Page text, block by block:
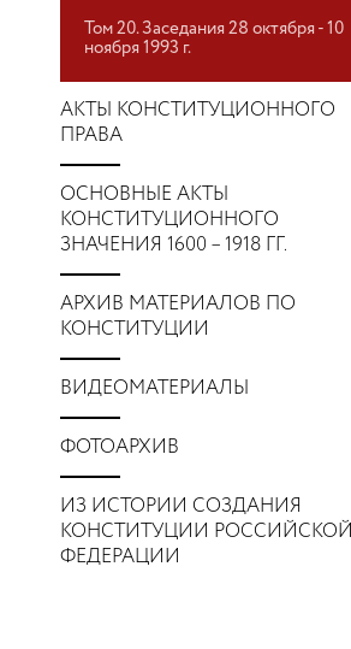
Том 20. Заседания 28 октября - 10
ноября 1993 г.
АКТЫ КОНСТИТУЦИОННОГО
ПРАВА
ОСНОВНЫЕ АКТЫ
КОНСТИТУЦИОННОГО
ЗНАЧЕНИЯ 1600 – 1918 ГГ.
АРХИВ МАТЕРИАЛОВ ПО
КОНСТИТУЦИИ
ВИДЕОМАТЕРИАЛЫ
ФОТОАРХИВ
ИЗ ИСТОРИИ СОЗДАНИЯ
КОНСТИТУЦИИ РОССИЙСКОЙ
ФЕДЕРАЦИИ